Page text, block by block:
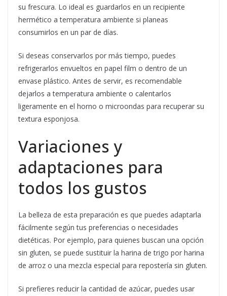
su frescura. Lo ideal es guardarlos en un recipiente
hermético a temperatura ambiente si planeas
consumirlos en un par de días.
Si deseas conservarlos por más tiempo, puedes
refrigerarlos envueltos en papel film o dentro de un
envase plástico. Antes de servir, es recomendable
dejarlos a temperatura ambiente o calentarlos
ligeramente en el horno o microondas para recuperar su
textura esponjosa.
Variaciones y
adaptaciones para
todos los gustos
La belleza de esta preparación es que puedes adaptarla
fácilmente según tus preferencias o necesidades
dietéticas. Por ejemplo, para quienes buscan una opción
sin gluten, se puede sustituir la harina de trigo por harina
de arroz o una mezcla especial para repostería sin gluten.
Si prefieres reducir la cantidad de azúcar, puedes usar